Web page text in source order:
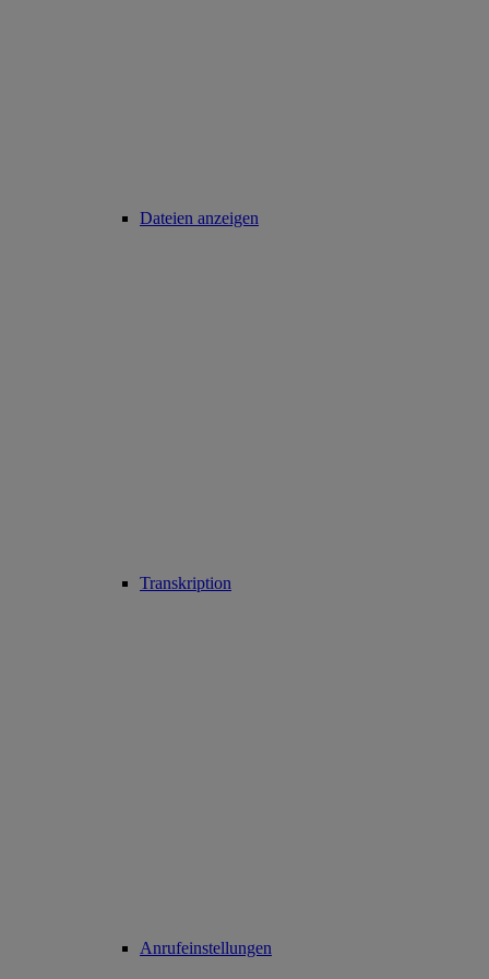
Dateien anzeigen
Transkription
Anrufeinstellungen